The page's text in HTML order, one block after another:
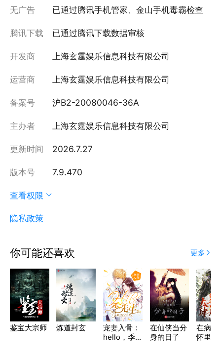
无广告 已通过腾讯手机管家、金山手机毒霸检查
腾讯下载 已通过腾讯下载数据审核
开发商 上海玄霆娱乐信息科技有限公司
运营商 上海玄霆娱乐信息科技有限公司
备案号 沪B2-20080046-36A
主办者 上海玄霆娱乐信息科技有限公司
更新时间 2026.7.27
版本号 7.9.470
查看权限
隐私政策
你可能还喜欢 更多
鉴宝大宗师 炼道封玄
宠妻入骨：
hello，季
在仙侠当分
身的日子
在病娇
怀里肆